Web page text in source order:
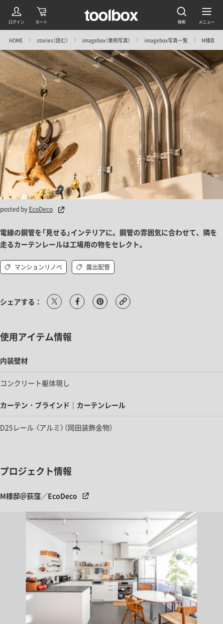
HOME stories（読む） imagebox（事例写真） imagebox写真一覧 M様邸＠
posted by EcoDeco
電線の鋼管を「見せる」インテリアに。鋼管の雰囲気に合わせて、隣を
走るカーテンレールは工場用の物をセレクト。
マンションリノベ 露出配管
シェアする：
使用アイテム情報
内装壁材
コンクリート躯体現し
カーテン・ブラインド｜カーテンレール
D25レール 〈アルミ〉（岡田装飾金物）
プロジェクト情報
M様邸＠荻窪／EcoDeco